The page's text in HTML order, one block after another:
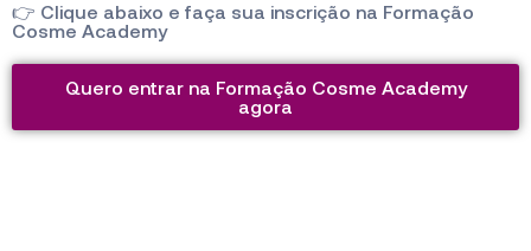
👉 Clique abaixo e faça sua inscrição na Formação
Cosme Academy
Quero entrar na Formação Cosme Academy
agora